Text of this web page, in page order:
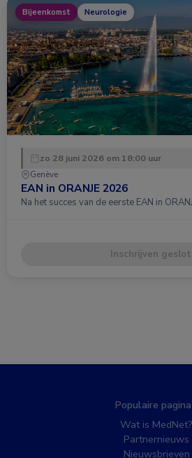
Bijeenkomst Neurologie
zo 28 juni 2026 om 18:00 uur
Genève
EAN in ORANJE 2026
Na het succes van de eerste EAN in
Inschrijven
Populaire
Wat is MedNet?
Partnernieuws
Nieuwsbrieven